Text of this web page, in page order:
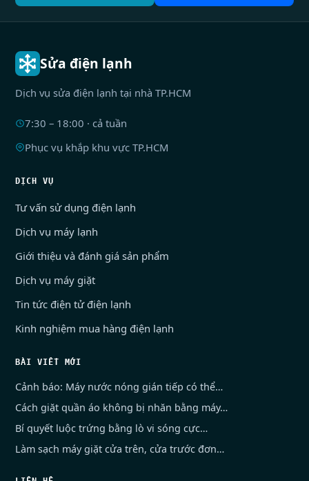
Sửa điện lạnh
Dịch vụ sửa điện lạnh tại nhà TP.HCM
7:30 – 18:00 · cả tuần
Phục vụ khắp khu vực TP.HCM
DỊCH VỤ
Tư vấn sử dụng điện lạnh
Dịch vụ máy lạnh
Giới thiệu và đánh giá sản phẩm
Dịch vụ máy giặt
Tin tức điện tử điện lạnh
Kinh nghiệm mua hàng điện lạnh
BÀI VIẾT MỚI
Cảnh báo: Máy nước nóng gián tiếp có thể…
Cách giặt quần áo không bị nhăn bằng máy…
Bí quyết luộc trứng bằng lò vi sóng cực…
Làm sạch máy giặt cửa trên, cửa trước đơn…